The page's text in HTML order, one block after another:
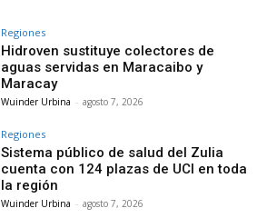
Regiones
Hidroven sustituye colectores de
aguas servidas en Maracaibo y
Maracay
Wuinder Urbina - agosto 7, 2026
Regiones
Sistema público de salud del Zulia
cuenta con 124 plazas de UCI en toda
la región
Wuinder Urbina - agosto 7, 2026